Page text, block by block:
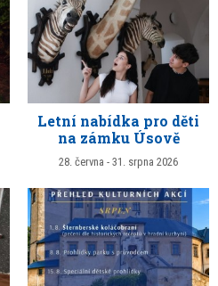
Letní nabídka pro děti
na zámku Úsově
28. června - 31. srpna 2026